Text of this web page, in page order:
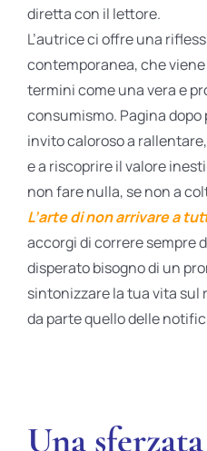
diretta con il lettore.
L’autrice ci offre una
contemporanea, che
termini come una vera e
consumismo. Pagina
invito caloroso a
e a riscoprire il valore
non fare nulla, se non a
L’arte di non arrivare a
accorgi di correre sempre
disperato bisogno di un
sintonizzare la tua vita sul
da parte quello delle
Una